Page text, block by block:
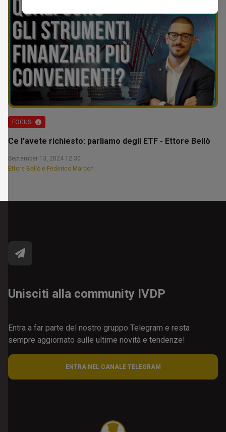
FOCUS
Ce l'avete richiesto: parliamo degli ETF - Ettore Bellò
September 13, 2024 12:30
Ettore Bellò e Federico Marcon
Unisciti alla community IVDP
Entra a far parte del nostro gruppo Telegram e resta
sempre aggiornato sulle ultime novità e tendenze!
ENTRA NEL CANALE TELEGRAM